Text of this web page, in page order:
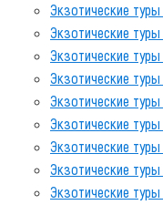
Экзотические
Экзотические
Экзотические
Экзотические
Экзотические
Экзотические
Экзотические
Экзотические
Экзотические